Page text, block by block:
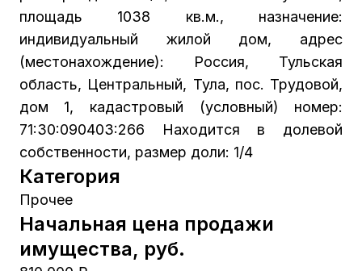
площадь 1038 кв.м., назначение:
индивидуальный жилой дом, адрес
(местонахождение): Россия, Тульская
область, Центральный, Тула, пос. Трудовой,
дом 1, кадастровый (условный) номер:
71:30:090403:266 Находится в долевой
собственности, размер доли: 1/4
Категория
Прочее
Начальная цена продажи
имущества, руб.